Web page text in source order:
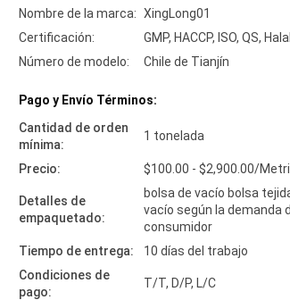
Nombre de la marca: XingLong01
Certificación:
GMP, HACCP, ISO, QS,
Número de modelo:
Chile de Tianjín
Pago y Envío Términos:
Cantidad de orden
mínima:
1 tonelada
Precio: $100.00 - $2,900.00/
Detalles de
empaquetado:
bolsa de vacío bolsa
vacío según la demanda
consumidor
Tiempo de entrega:
10 días del trabajo
Condiciones de
pago:
T/T, D/P, L/C